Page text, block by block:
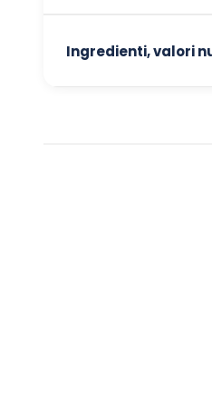
Ingredienti, valori